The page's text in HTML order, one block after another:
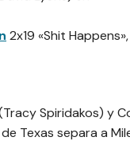
2x19 «Shit
Spiridakos) y
Texas separa a